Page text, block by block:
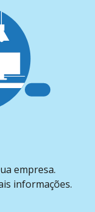
empresa.
informações.